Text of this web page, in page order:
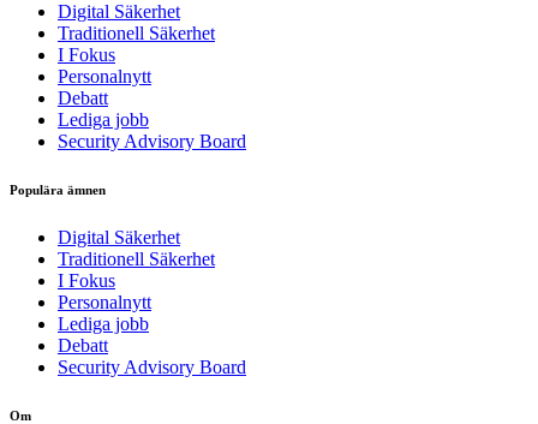
Digital Säkerhet
Traditionell Säkerhet
I Fokus
Personalnytt
Debatt
Lediga jobb
Security Advisory Board
Populära ämnen
Digital Säkerhet
Traditionell Säkerhet
I Fokus
Personalnytt
Lediga jobb
Debatt
Security Advisory Board
Om